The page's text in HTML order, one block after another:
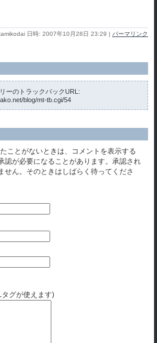
日時: 2007年10月28日 23:29 | パーマリンク
ーのトラックバックURL:
blog/mt-tb.cgi/54
ことがないときは、コメントを表示する
認が必要になることがあります。承認され
せん。そのときはしばらく待ってくださ
グが使えます)